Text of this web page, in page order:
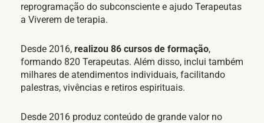
reprogramação do subconsciente e ajudo Terapeutas
a Viverem de terapia.
Desde 2016, realizou 86 cursos de formação,
formando 820 Terapeutas. Além disso, inclui também
milhares de atendimentos individuais, facilitando
palestras, vivências e retiros espirituais.
Desde 2016 produz conteúdo de grande valor no